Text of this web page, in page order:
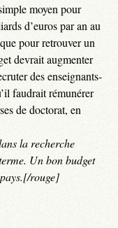
moyen pour
d’euros par an au
pour retrouver un
devrait augmenter
des enseignants-
faudrait rémunérer
de doctorat, en
la recherche
Un bon budget
rouge]